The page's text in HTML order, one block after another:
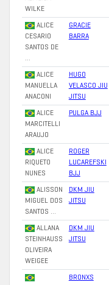
WILKE
ALICE
CESARIO
SANTOS DE
…
GRACIE
BARRA
ALICE
MANUELLA
ANACONI
HUGO
VELASCO JIU
JITSU
ALICE
MARCITELLI
ARAUJO
PULGA BJJ
ALICE
RIQUETO
NUNES
ROGER
LUCAREFSKI
BJJ
ALISSON
MIGUEL DOS
SANTOS …
DKM JIU
JITSU
ALLANA
STEINHAUSS
OLIVEIRA
WEIGEE
DKM JIU
JITSU
BRONXS